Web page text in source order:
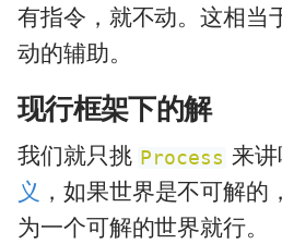
有指令，就不动。这相当
动的辅助。
现行框架下的解
我们就只挑 Process 来
义 ，如果世界是不可解
为一个可解的世界就行。